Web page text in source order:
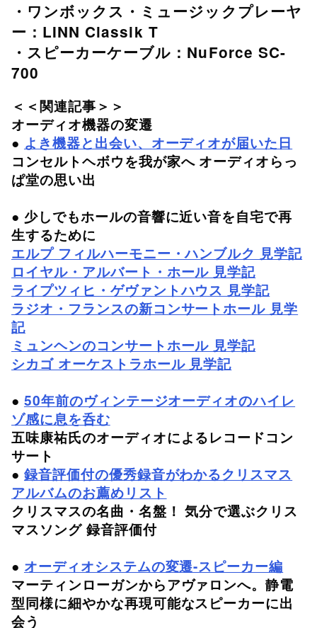
・ワンボックス・ミュージックプレーヤ
ー：LINN Classik T
・スピーカーケーブル：NuForce SC-
700
＜＜関連記事＞＞
オーディオ機器の変遷
● よき機器と出会い、オーディオが届いた日
コンセルトヘボウを我が家へ オーディオらっ
ぱ堂の思い出
● 少しでもホールの音響に近い音を自宅で再
生するために
エルプ フィルハーモニー・ハンブルク 見学記
ロイヤル・アルバート・ホール 見学記
ライプツィヒ・ゲヴァントハウス 見学記
ラジオ・フランスの新コンサートホール 見学
記
ミュンヘンのコンサートホール 見学記
シカゴ オーケストラホール 見学記
● 50年前のヴィンテージオーディオのハイレ
ゾ感に息を呑む
五味康祐氏のオーディオによるレコードコン
サート
● 録音評価付の優秀録音がわかるクリスマス
アルバムのお薦めリスト
クリスマスの名曲・名盤！ 気分で選ぶクリス
マスソング 録音評価付
● オーディオシステムの変遷-スピーカー編
マーティンローガンからアヴァロンへ。静電
型同様に細やかな再現可能なスピーカーに出
会う